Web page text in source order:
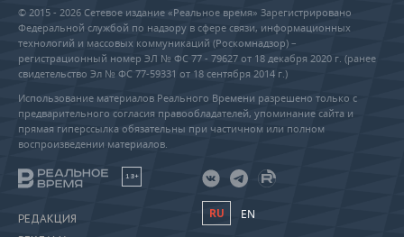
© 2015 - 2026 Сетевое издание «Реальное время» Зарегистрировано
Федеральной службой по надзору в сфере связи, информационных
технологий и массовых коммуникаций (Роскомнадзор) –
регистрационный номер ЭЛ № ФС 77 - 79627 от 18 декабря 2020 г. (ранее
свидетельство Эл № ФС 77-59331 от 18 сентября 2014 г.)
Использование материалов Реального Времени разрешено только с
предварительного согласия правообладателей, упоминание сайта и
прямая гиперссылка обязательны при частичном или полном
воспроизведении материалов.
18+
РЕДАКЦИЯ
RU EN